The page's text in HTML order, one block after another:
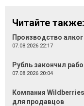
Читайте также:
Производство
07.08.2026 22:17
Рубль закончил
07.08.2026 20:04
Компания
для продавцов